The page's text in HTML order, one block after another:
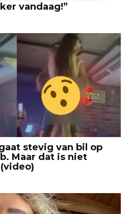
vandaag!”
stevig van bil op
Maar dat is niet